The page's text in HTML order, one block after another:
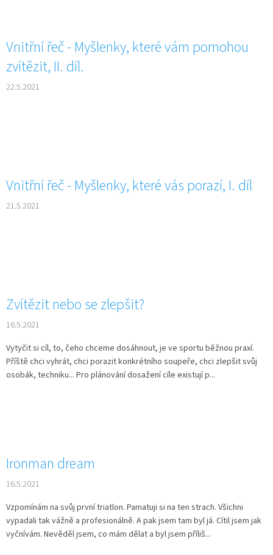
Vnitřní řeč - Myšlenky, které vám pomohou
zvítězit, II. díl.
22.5.2021
Vnitřní řeč - Myšlenky, které vás porazí, I. díl
21.5.2021
Zvítězit nebo se zlepšit?
16.5.2021
Vytyčit si cíl, to, čeho chceme dosáhnout, je ve sportu běžnou praxí.
Příště chci vyhrát, chci porazit konkrétního soupeře, chci zlepšit svůj
osobák, techniku... Pro plánování dosažení cíle existují p...
Ironman dream
16.5.2021
Vzpomínám na svůj první triatlon. Pamatuji si na ten strach. Všichni
vypadali tak vážně a profesionálně. A pak jsem tam byl já. Cítil jsem jak
vyčnívám. Nevěděl jsem, co mám dělat a byl jsem příliš...